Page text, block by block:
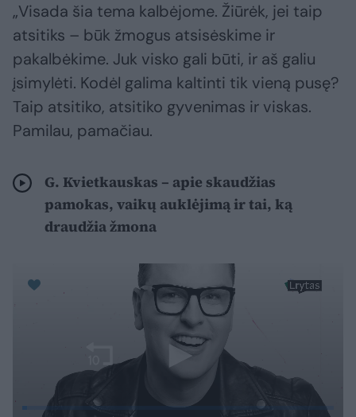
„Visada šia tema kalbėjome. Žiūrėk, jei taip
atsitiks – būk žmogus atsisėskime ir
pakalbėkime. Juk visko gali būti, ir aš galiu
įsimylėti. Kodėl galima kaltinti tik vieną pusę?
Taip atsitiko, atsitiko gyvenimas ir viskas.
Pamilau, pamačiau.
G. Kvietkauskas – apie skaudžias
pamokas, vaikų auklėjimą ir tai, ką
draudžia žmona